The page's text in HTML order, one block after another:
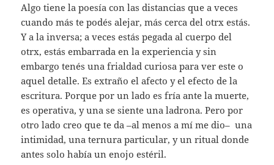
Algo tiene la poesía con las distancias que a veces
cuando más te podés alejar, más cerca del otrx estás.
Y a la inversa; a veces estás pegada al cuerpo del
otrx, estás embarrada en la experiencia y sin
embargo tenés una frialdad curiosa para ver este o
aquel detalle. Es extraño el afecto y el efecto de la
escritura. Porque por un lado es fría ante la muerte,
es operativa, y una se siente una ladrona. Pero por
otro lado creo que te da –al menos a mí me dio– una
intimidad, una ternura particular, y un ritual donde
antes solo había un enojo estéril.